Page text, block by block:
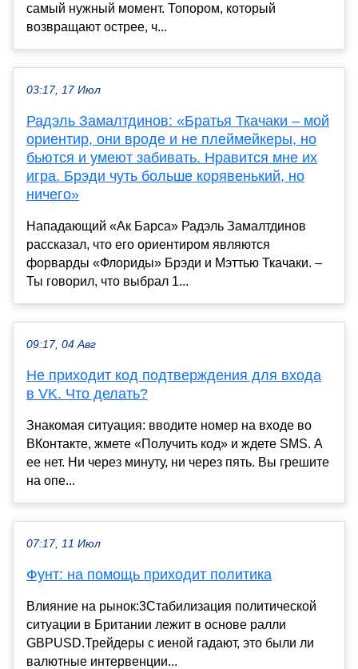
самый нужный момент. Топором, который
возвращают острее, ч...
03:17, 17 Июл
Радэль Замалтдинов: «Братья Ткачаки – мой
ориентир, они вроде и не плеймейкеры, но
бьются и умеют забивать. Нравится мне их
игра. Брэди чуть больше корявенький, но
ничего»
Нападающий «Ак Барса» Радэль Замалтдинов
рассказал, что его ориентиром являются
форварды «Флориды» Брэди и Мэттью Ткачаки. –
Ты говорил, что выбрал 1...
09:17, 04 Авг
Не приходит код подтверждения для входа
в VK. Что делать?
Знакомая ситуация: вводите номер на входе во
ВКонтакте, жмете «Получить код» и ждете SMS. А
ее нет. Ни через минуту, ни через пять. Вы грешите
на опе...
07:17, 11 Июл
Фунт: на помощь приходит политика
Влияние на рынок:3Стабилизация политической
ситуации в Британии лежит в основе ралли
GBPUSD.Трейдеры с иеной гадают, это были ли
валютные интервенции...